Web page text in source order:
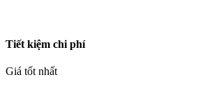
Tiết kiệm chi phí
Giá tốt nhất